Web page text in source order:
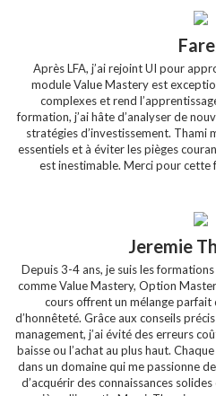
Après LFA, j’ai rejoint UI pour
module Value Mastery est
complexes et rend
formation, j’ai hâte d’analyser de
stratégies d’investissement. Thami
essentiels et à éviter les pièges
est inestimable. Merci pour cette
Jeremie
Depuis 3-4 ans, je suis les
comme Value Mastery, Option
cours offrent un mélange parfait
d’honnêteté. Grâce aux conseils
management, j’ai évité des erreurs
baisse ou l’achat au plus haut.
dans un domaine qui me passionne
d’acquérir des connaissances